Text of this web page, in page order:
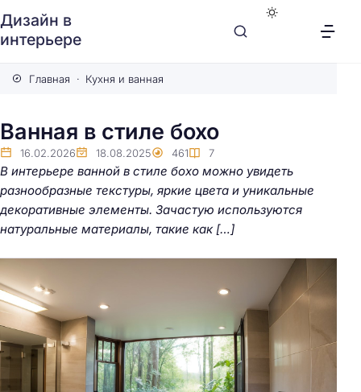
Дизайн в
интерьере
Главная Кухня и ванная
Ванная в стиле бохо
16.02.2026 18.08.2025 461 7
В интерьере ванной в стиле бохо можно увидеть
разнообразные текстуры, яркие цвета и уникальные
декоративные элементы. Зачастую используются
натуральные материалы, такие как […]